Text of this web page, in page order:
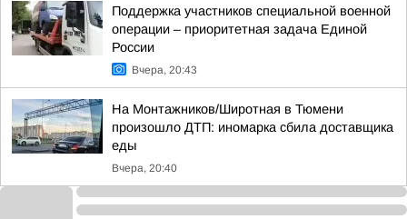
Поддержка участников специальной военной
операции – приоритетная задача Единой
России
Вчера, 20:43
На Монтажников/Широтная в Тюмени
произошло ДТП: иномарка сбила доставщика
еды
Вчера, 20:40